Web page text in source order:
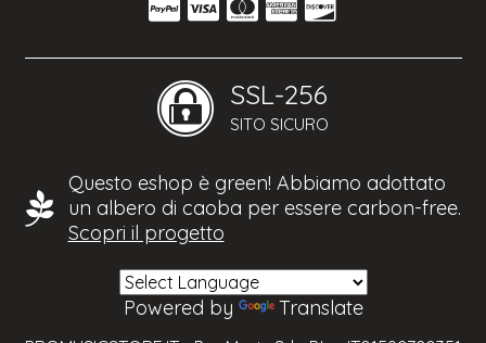
SSL-256
SITO SICURO
Questo eshop è green! Abbiamo adottato
un albero di caoba per essere carbon-free.
Scopri il progetto
Powered by Translate